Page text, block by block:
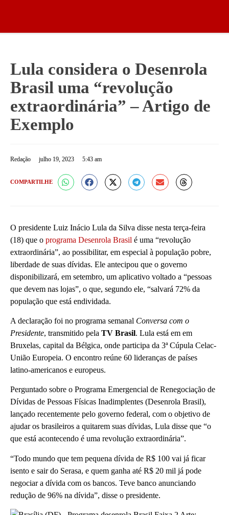
Lula considera o Desenrola
Brasil uma “revolução
extraordinária” – Artigo de
Exemplo
Redação julho 19, 2023 5:43 am
COMPARTILHE
O presidente Luiz Inácio Lula da Silva disse nesta terça-feira
(18) que o programa Desenrola Brasil é uma “revolução
extraordinária”, ao possibilitar, em especial à população pobre,
liberdade de suas dívidas. Ele antecipou que o governo
disponibilizará, em setembro, um aplicativo voltado a “pessoas
que devem nas lojas”, o que, segundo ele, “salvará 72% da
população que está endividada.
A declaração foi no programa semanal Conversa com o
Presidente, transmitido pela TV Brasil. Lula está em em
Bruxelas, capital da Bélgica, onde participa da 3ª Cúpula Celac-
União Europeia. O encontro reúne 60 lideranças de países
latino-americanos e europeus.
Perguntado sobre o Programa Emergencial de Renegociação de
Dívidas de Pessoas Físicas Inadimplentes (Desenrola Brasil),
lançado recentemente pelo governo federal, com o objetivo de
ajudar os brasileiros a quitarem suas dívidas, Lula disse que “o
que está acontecendo é uma revolução extraordinária”.
“Todo mundo que tem pequena dívida de R$ 100 vai já ficar
isento e sair do Serasa, e quem ganha até R$ 20 mil já pode
negociar a dívida com os bancos. Teve banco anunciando
redução de 96% na dívida”, disse o presidente.